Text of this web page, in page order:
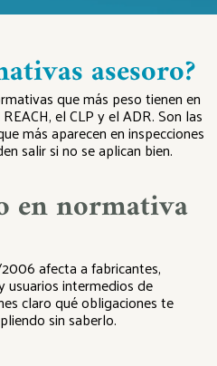
asesoro?
que más peso tienen en
el CLP y el ADR. Son las
más aparecen en inspecciones
salir si no se aplican bien.
en normativa
afecta a fabricantes,
intermedios de
claro qué obligaciones te
sin saberlo.